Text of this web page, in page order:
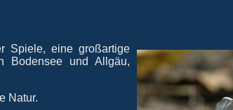
Spiele, eine großartige
Bodensee und Allgäu,
Natur.